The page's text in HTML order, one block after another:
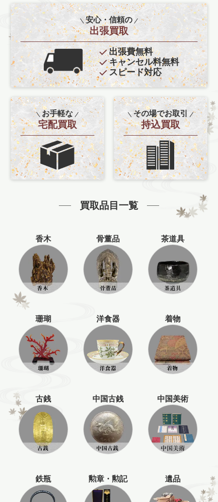
安心・信頼の
出張買取
出張費無料
キャンセル料無料
スピード対応
お手軽な
宅配買取
その場でお取引
持込買取
買取品目一覧
香木 骨董品 茶道具
珊瑚 洋食器 着物
古銭 中国古銭 中国美術
鉄瓶 勲章・勲記 遺品